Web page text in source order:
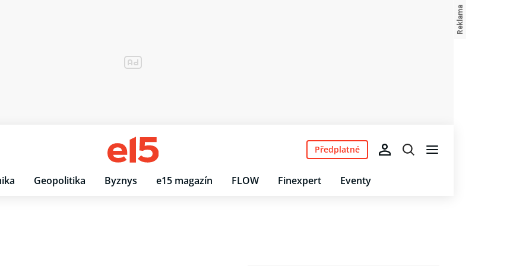
Geopolitika Byznys e15 magazín FLOW Finexpert Eventy
Předplatné